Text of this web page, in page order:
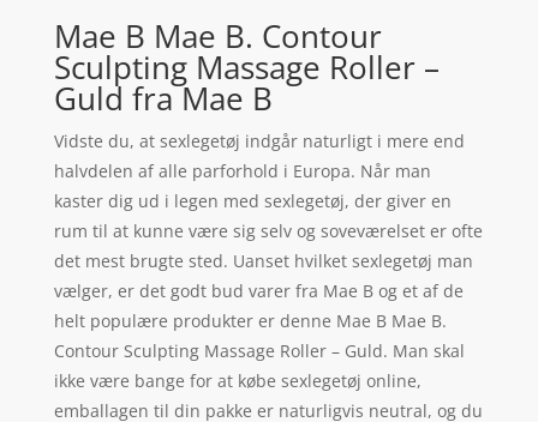
Mae B Mae B. Contour
Sculpting Massage Roller –
Guld fra Mae B
Vidste du, at sexlegetøj indgår naturligt i mere end
halvdelen af alle parforhold i Europa. Når man
kaster dig ud i legen med sexlegetøj, der giver en
rum til at kunne være sig selv og soveværelset er ofte
det mest brugte sted. Uanset hvilket sexlegetøj man
vælger, er det godt bud varer fra Mae B og et af de
helt populære produkter er denne Mae B Mae B.
Contour Sculpting Massage Roller – Guld. Man skal
ikke være bange for at købe sexlegetøj online,
emballagen til din pakke er naturligvis neutral, og du